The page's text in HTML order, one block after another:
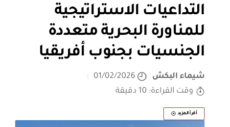
التداعيات الاستراتيجية
للمناورة البحرية متعددة
الجنسيات بجنوب أفريقيا
شيماء البكش
01/02/2026
وقت القراءة: 10 دقيقة
أقرأ المزيد